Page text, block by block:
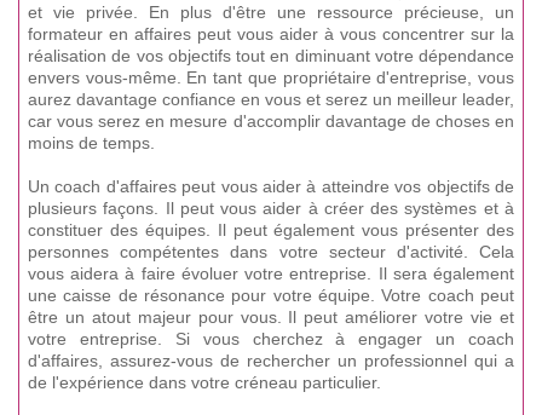
et vie privée. En plus d'être une ressource précieuse, un
formateur en affaires peut vous aider à vous concentrer sur la
réalisation de vos objectifs tout en diminuant votre dépendance
envers vous-même. En tant que propriétaire d'entreprise, vous
aurez davantage confiance en vous et serez un meilleur leader,
car vous serez en mesure d'accomplir davantage de choses en
moins de temps.
Un coach d'affaires peut vous aider à atteindre vos objectifs de
plusieurs façons. Il peut vous aider à créer des systèmes et à
constituer des équipes. Il peut également vous présenter des
personnes compétentes dans votre secteur d'activité. Cela
vous aidera à faire évoluer votre entreprise. Il sera également
une caisse de résonance pour votre équipe. Votre coach peut
être un atout majeur pour vous. Il peut améliorer votre vie et
votre entreprise. Si vous cherchez à engager un coach
d'affaires, assurez-vous de rechercher un professionnel qui a
de l'expérience dans votre créneau particulier.